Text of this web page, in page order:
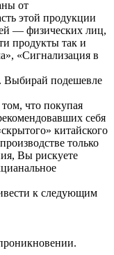
от
этой продукции
— физических лиц,
продукты так и
«Сигнализация в
Выбирай подешевле
что покупая
себя
китайского
только
Вы рискуете
к следующим